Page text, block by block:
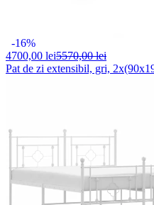
-16%
4700,00 lei5570,00 lei
Pat de zi extensibil, gri,